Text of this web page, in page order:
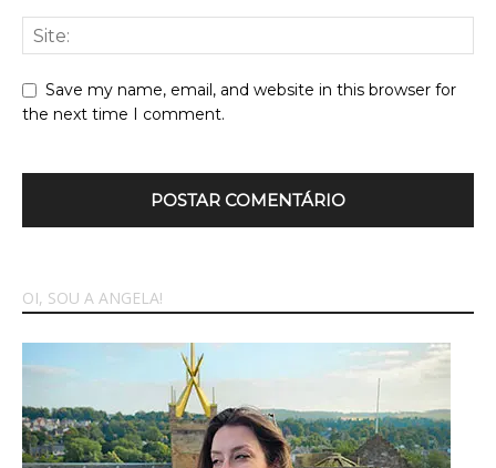
Save my name, email, and website in this browser for
the next time I comment.
OI, SOU A ANGELA!